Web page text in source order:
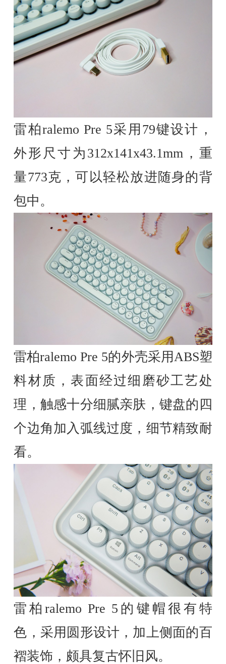
雷柏ralemo Pre 5采用79键设计，
外形尺寸为312x141x43.1mm，重
量773克，可以轻松放进随身的背
包中。
雷柏ralemo Pre 5的外壳采用ABS塑
料材质，表面经过细磨砂工艺处
理，触感十分细腻亲肤，键盘的四
个边角加入弧线过度，细节精致耐
看。
雷柏ralemo Pre 5的键帽很有特
色，采用圆形设计，加上侧面的百
褶装饰，颇具复古怀旧风。